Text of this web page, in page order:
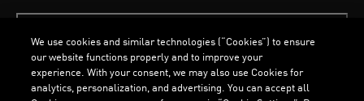
We use cookies and similar technologies (“Cookies”) to ensure
our website functions properly and to improve your
experience. With your consent, we may also use Cookies for
analytics, personalization, and advertising. You can accept all